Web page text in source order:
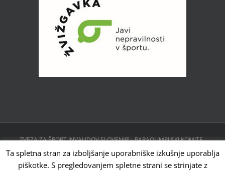
ZVEZA ZA ŠPORT INVALIDOV SLOVENIJE - PARAOLIMPIJSKI KOMITE ,
CESTA 24. JUNIJA 23, 1231 LJUBLJANA, SLOVENIJA | Powered by
WordPress
Ta spletna stran za izboljšanje uporabniške izkušnje uporablja
piškotke. S pregledovanjem spletne strani se strinjate z